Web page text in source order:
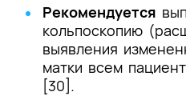
Рекомендуется
кольпоскопию
выявления
матки всем
[30].